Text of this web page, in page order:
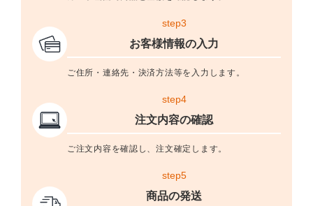
step3
お客様情報の入力
ご住所・連絡先・決済方法等を入力します。
step4
注文内容の確認
ご注文内容を確認し、注文確定します。
step5
商品の発送